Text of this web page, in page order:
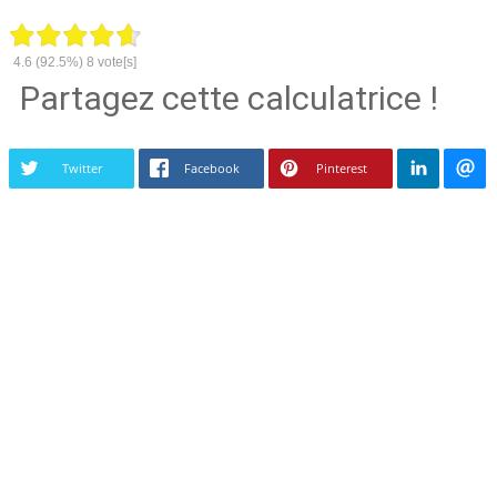
4.6 (92.5%) 8 vote[s]
Partagez cette calculatrice !
Twitter Facebook Pinterest